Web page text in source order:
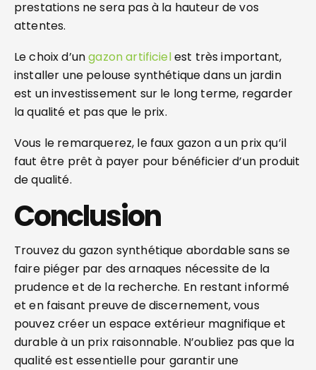
prestations ne sera pas à la hauteur de vos
attentes.
Le choix d’ungazon artificielest très important,
installer une pelouse synthétique dans un jardin
est un investissement sur le long terme, regarder
la qualité et pas que le prix.
Vous le remarquerez, le faux gazon a un prix qu’il
faut être prêt à payer pour bénéficier d’un produit
de qualité.
Conclusion
Trouvez du gazon synthétique abordable sans se
faire piéger par des arnaques nécessite de la
prudence et de la recherche. En restant informé
et en faisant preuve de discernement, vous
pouvez créer un espace extérieur magnifique et
durable à un prix raisonnable. N’oubliez pas que la
qualité est essentielle pour garantir une